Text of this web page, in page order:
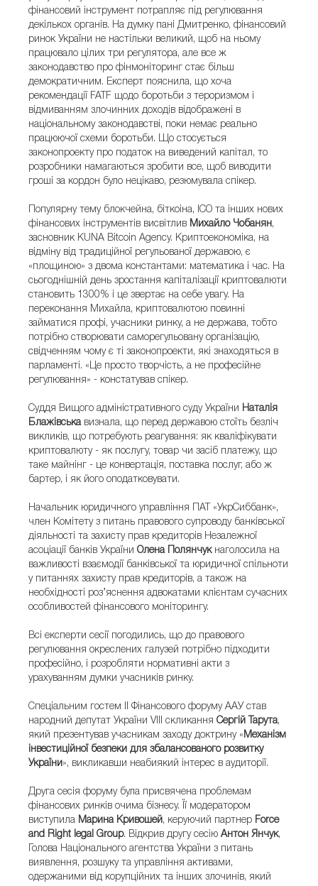
фінансовий інструмент потрапляє під регулювання
декількох органів. На думку пані Дмитренко, фінансовий
ринок України не настільки великий, щоб на ньому
працювало цілих три регулятора, але все ж
законодавство про фінмоніторинг стає більш
демократичним. Експерт пояснила, що хоча
рекомендації FATF щодо боротьби з тероризмом і
відмиванням злочинних доходів відображені в
національному законодавстві, поки немає реально
працюючої схеми боротьби. Що стосується
законопроекту про податок на виведений капітал, то
розробники намагаються зробити все, щоб виводити
гроші за кордон було нецікаво, резюмувала спікер.
Популярну тему блокчейна, біткоіна, ICO та інших нових
фінансових інструментів висвітлив Михайло Чобанян,
засновник KUNA Bitcoin Agency. Криптоекономіка, на
відміну від традиційної регульованої державою, є
«площиною» з двома константами: математика і час. На
сьогоднішній день зростання капіталізації криптовалюти
становить 1300% і це звертає на себе увагу. На
переконання Михайла, криптовалютою повинні
займатися профі, учасники ринку, а не держава, тобто
потрібно створювати саморегульовану організацію,
свідченням чому є ті законопроекти, які знаходяться в
парламенті. «Це просто творчість, а не професійне
регулювання» - констатував спікер.
Суддя Вищого адміністративного суду України Наталія
Блажівська визнала, що перед державою стоїть безліч
викликів, що потребують реагування: як кваліфікувати
криптовалюту - як послугу, товар чи засіб платежу, що
таке майнінг - це конвертація, поставка послуг, або ж
бартер, і як його оподатковувати.
Начальник юридичного управління ПАТ «УкрСиббанк»,
член Комітету з питань правового супроводу банківської
діяльності та захисту прав кредиторів Незалежної
асоціації банків України Олена Полянчук наголосила на
важливості взаємодії банківської та юридичної спільноти
у питаннях захисту прав кредиторів, а також на
необхідності роз’яснення адвокатами клієнтам сучасних
особливостей фінансового моніторингу.
Всі експерти сесії погодились, що до правового
регулювання окреслених галузей потрібно підходити
професійно, і розробляти нормативні акти з
урахуванням думки учасників ринку.
Спеціальним гостем ІІ Фінансового форуму ААУ став
народний депутат України VIII скликання Сергій Тарута,
який презентував учасникам заходу доктрину « Механізм
інвестиційної безпеки для збалансованого розвитку
України», викликавши неабиякий інтерес в аудиторії.
Друга сесія форуму була присвячена проблемам
фінансових ринків очима бізнесу. Її модератором
виступила Марина Кривошей, керуючий партнер Force
and Rіght legal Group. Відкрив другу сесію Антон Янчук,
Голова Національного агентства України з питань
виявлення, розшуку та управління активами,
одержаними від корупційних та інших злочинів, який